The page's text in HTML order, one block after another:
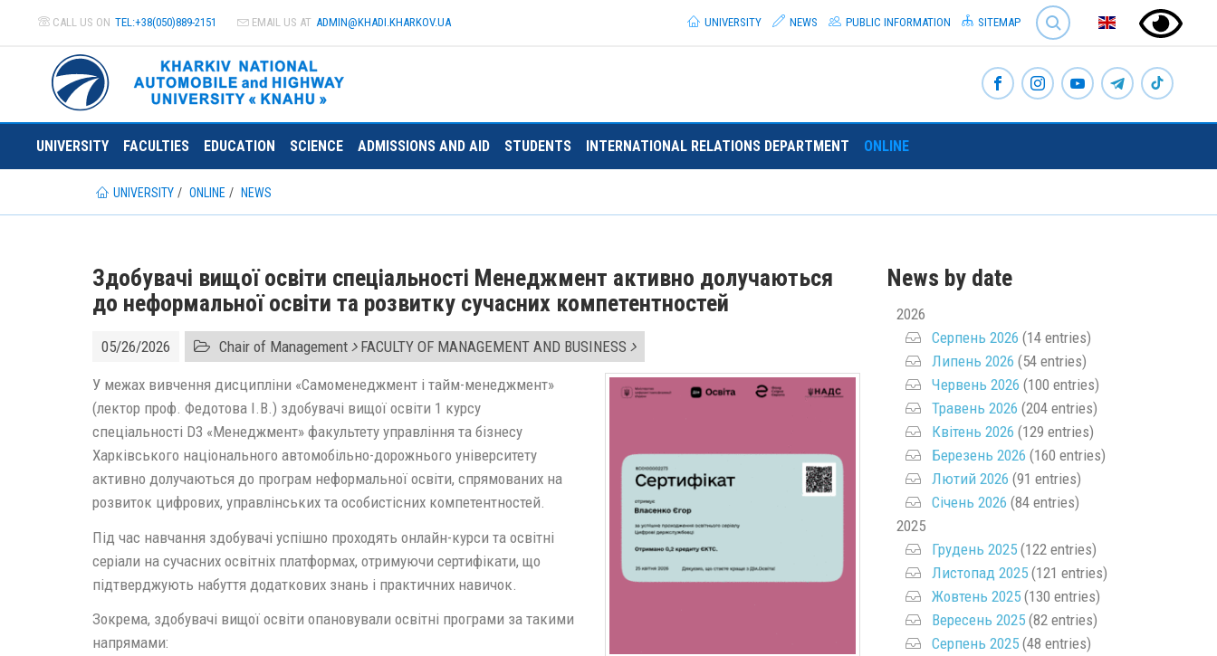
CALL US ON TEL:+38(050)889-2151 EMAIL US AT ADMIN@KHADI.KHARKOV.UA
SEARCH
UNIVERSITY
NEWS PUBLIC INFORMATION SITEMAP
UNIVERSITY FACULTIES EDUCATION SCIENCE ADMISSIONS AND AID STUDENTS INTERNATIONAL RELATIONS DEPARTMENT ONLINE
UNIVERSITY ONLINE NEWS
Здобувачі вищої освіти спеціальності Менеджмент активно долучаються
до неформальної освіти та розвитку сучасних компетентностей
05/26/2026 Chair of Management FACULTY OF MANAGEMENT AND BUSINESS
У межах вивчення дисципліни «Самоменеджмент і тайм-менеджмент»
(лектор проф. Федотова І.В.) здобувачі вищої освіти 1 курсу
спеціальності D3 «Менеджмент» факультету управління та бізнесу
Харківського національного автомобільно-дорожнього університету
активно долучаються до програм неформальної освіти, спрямованих на
розвиток цифрових, управлінських та особистісних компетентностей.
Під час навчання здобувачі успішно проходять онлайн-курси та освітні
серіали на сучасних освітніх платформах, отримуючи сертифікати, що
підтверджують набуття додаткових знань і практичних навичок.
Зокрема, здобувачі вищої освіти опановували освітні програми за такими
напрямами:
News by date
2026
Серпень 2026 (14 entries)
Липень 2026 (54 entries)
Червень 2026 (100 entries)
Травень 2026 (204 entries)
Квітень 2026 (129 entries)
Березень 2026 (160 entries)
Лютий 2026 (91 entries)
Січень 2026 (84 entries)
2025
Грудень 2025(122 entries)
Листопад 2025(121 entries)
Жовтень 2025(130 entries)
Вересень 2025(82 entries)
Серпень 2025(48 entries)